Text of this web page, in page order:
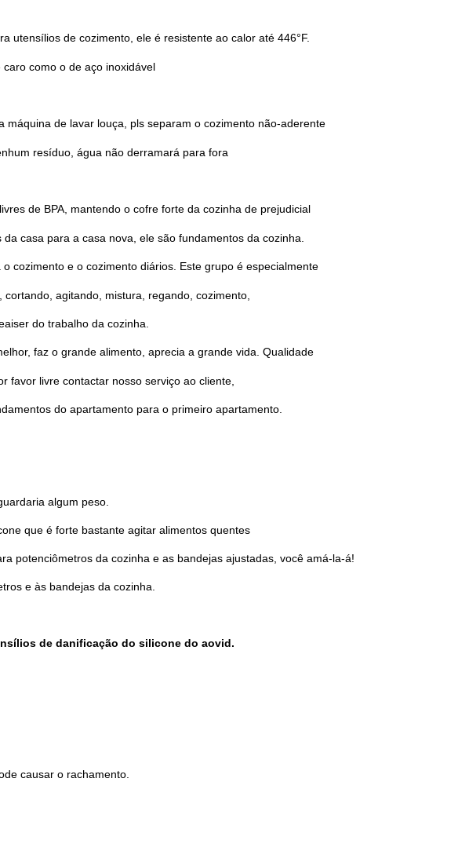
breve!
utensílios de cozimento, ele é resistente ao calor até 446°F.
como o de aço inoxidável
de lavar louça, pls separam o cozimento não-aderente
resíduo, água não derramará para fora
de BPA, mantendo o cofre forte da cozinha de prejudicial
casa para a casa nova, ele são fundamentos da cozinha.
cozimento e o cozimento diários. Este grupo é especialmente
agitando, mistura, regando, cozimento,
do trabalho da cozinha.
faz o grande alimento, aprecia a grande vida. Qualidade
favor livre contactar nosso serviço ao cliente,
do apartamento para o primeiro apartamento.
algum peso.
que é forte bastante agitar alimentos quentes
potenciômetros da cozinha e as bandejas ajustadas, você amá-la-á!
e às bandejas da cozinha.
de danificação do silicone do aovid.
causar o rachamento.